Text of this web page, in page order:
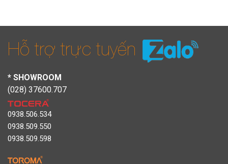
Hỗ trợ trực tuyến
* SHOWROOM
(028) 37600.707
0938.506.534
0938.509.550
0938.509.598